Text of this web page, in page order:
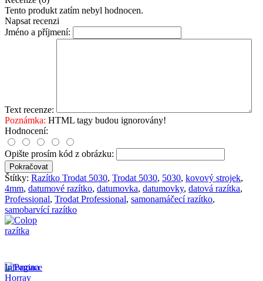
Tento produkt zatím nebyl hodnocen.
Napsat recenzi
Jméno a příjmení:
Text recenze:
Poznámka: HTML tagy budou ignorovány!
Hodnocení:
Opište prosím kód z obrázku:
Pokračovat
Štítky: Razítko Trodat 5030, Trodat 5030, 5030, kovový strojek,
4mm, datumové razítko, datumovka, datumovky, datová razítka,
Professional, Trodat Professional, samonamáčecí razítko,
samobarvící razítko
Informace